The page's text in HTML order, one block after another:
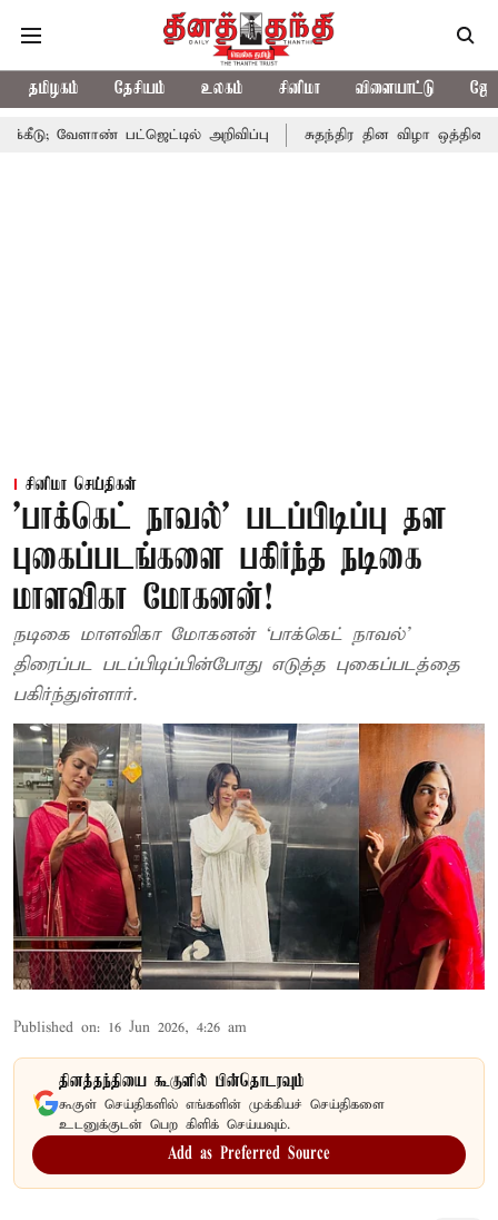
தமிழகம் தேசியம் உலகம் சினிமா விளையாட்டு
பட்ஜெட்டில் அறிவிப்பு சுதந்திர தின விழா ஒத்திகை:
சினிமா செய்திகள்
'பாக்கெட் நாவல்' படப்பிடிப்பு தள
புகைப்படங்களை பகிர்ந்த நடிகை
மாளவிகா மோகனன்!
நடிகை மாளவிகா மோகனன் ‘பாக்கெட் நாவல்’
திரைப்பட படப்பிடிப்பின்போது எடுத்த புகைப்படத்தை
பகிர்ந்துள்ளார்.
Published on: 16 Jun 2026, 4:26 am
தினத்தந்தியை கூகுளில் பின்தொடரவும்
கூகுள் செய்திகளில் எங்களின் முக்கியச் செய்திகளை
உடனுக்குடன் பெற கிளிக் செய்யவும்.
Add as Preferred Source